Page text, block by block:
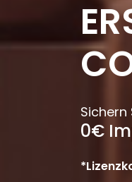
Sichern
0€